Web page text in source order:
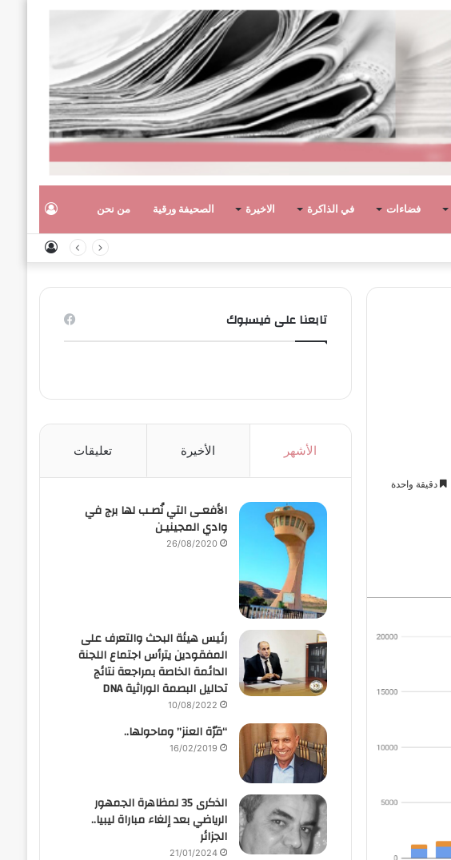
فضاءات في الذاكرة الاخيرة الصحيفة ورقية من نحن
دقيقة واحدة
تابعنا على فيسبوك
الأشهر الأخيرة تعليقات
الأفعـى التي نُصـب لها برج في
وادي المجينيـن
26/08/2020
رئيس هيئة البحث والتعرف على
المفقودين يترأس اجتماع اللجنة
الدائمة الخاصة بمراجعة نتائج
تحاليل البصمة الوراثية DNA
10/08/2022
“قرّة العنز” وماحولها..
16/02/2019
الذكرى 35 لمظاهرة الجمهور
الرياضي بعد إلغاء مباراة ليبيا..
الجزائر
21/01/2024